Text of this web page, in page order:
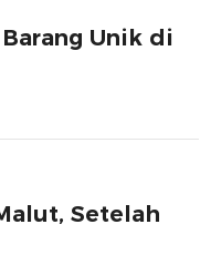
Unik di
Setelah